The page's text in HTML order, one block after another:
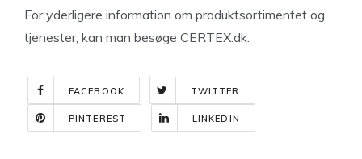
For yderligere information om produktsortimentet og
tjenester, kan man besøge CERTEX.dk.
FACEBOOK TWITTER
PINTEREST LINKEDIN